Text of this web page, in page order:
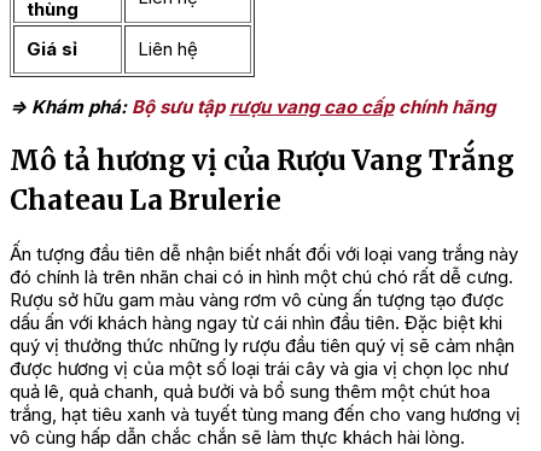
thùng
Giá sỉ Liên hệ
=> Khám phá: Bộ sưu tập rượu vang cao cấp chính hãng
Mô tả hương vị của Rượu Vang Trắng
Chateau La Brulerie
Ấn tượng đầu tiên dễ nhận biết nhất đối với loại vang trắng này
đó chính là trên nhãn chai có in hình một chú chó rất dễ cưng.
Rượu sở hữu gam màu vàng rơm vô cùng ấn tượng tạo được
dấu ấn với khách hàng ngay từ cái nhìn đầu tiên. Đặc biệt khi
quý vị thưởng thức những ly rượu đầu tiên quý vị sẽ cảm nhận
được hương vị của một số loại trái cây và gia vị chọn lọc như
quả lê, quả chanh, quả bưởi và bổ sung thêm một chút hoa
trắng, hạt tiêu xanh và tuyết tùng mang đến cho vang hương vị
vô cùng hấp dẫn chắc chắn sẽ làm thực khách hài lòng.